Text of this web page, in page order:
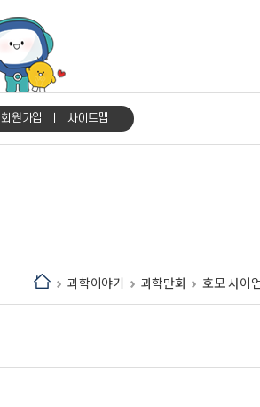
회원가입 사이트맵
과학이야기 과학만화 호모 사이